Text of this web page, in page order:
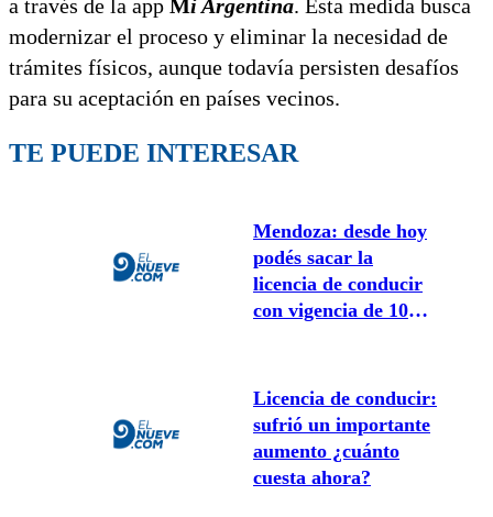
a través de la app Mi Argentina. Esta medida busca
modernizar el proceso y eliminar la necesidad de
trámites físicos, aunque todavía persisten desafíos
para su aceptación en países vecinos.
TE PUEDE INTERESAR
Mendoza: desde hoy
podés sacar la
licencia de conducir
con vigencia de 10
Licencia de conducir:
sufrió un importante
aumento ¿cuánto
cuesta ahora?